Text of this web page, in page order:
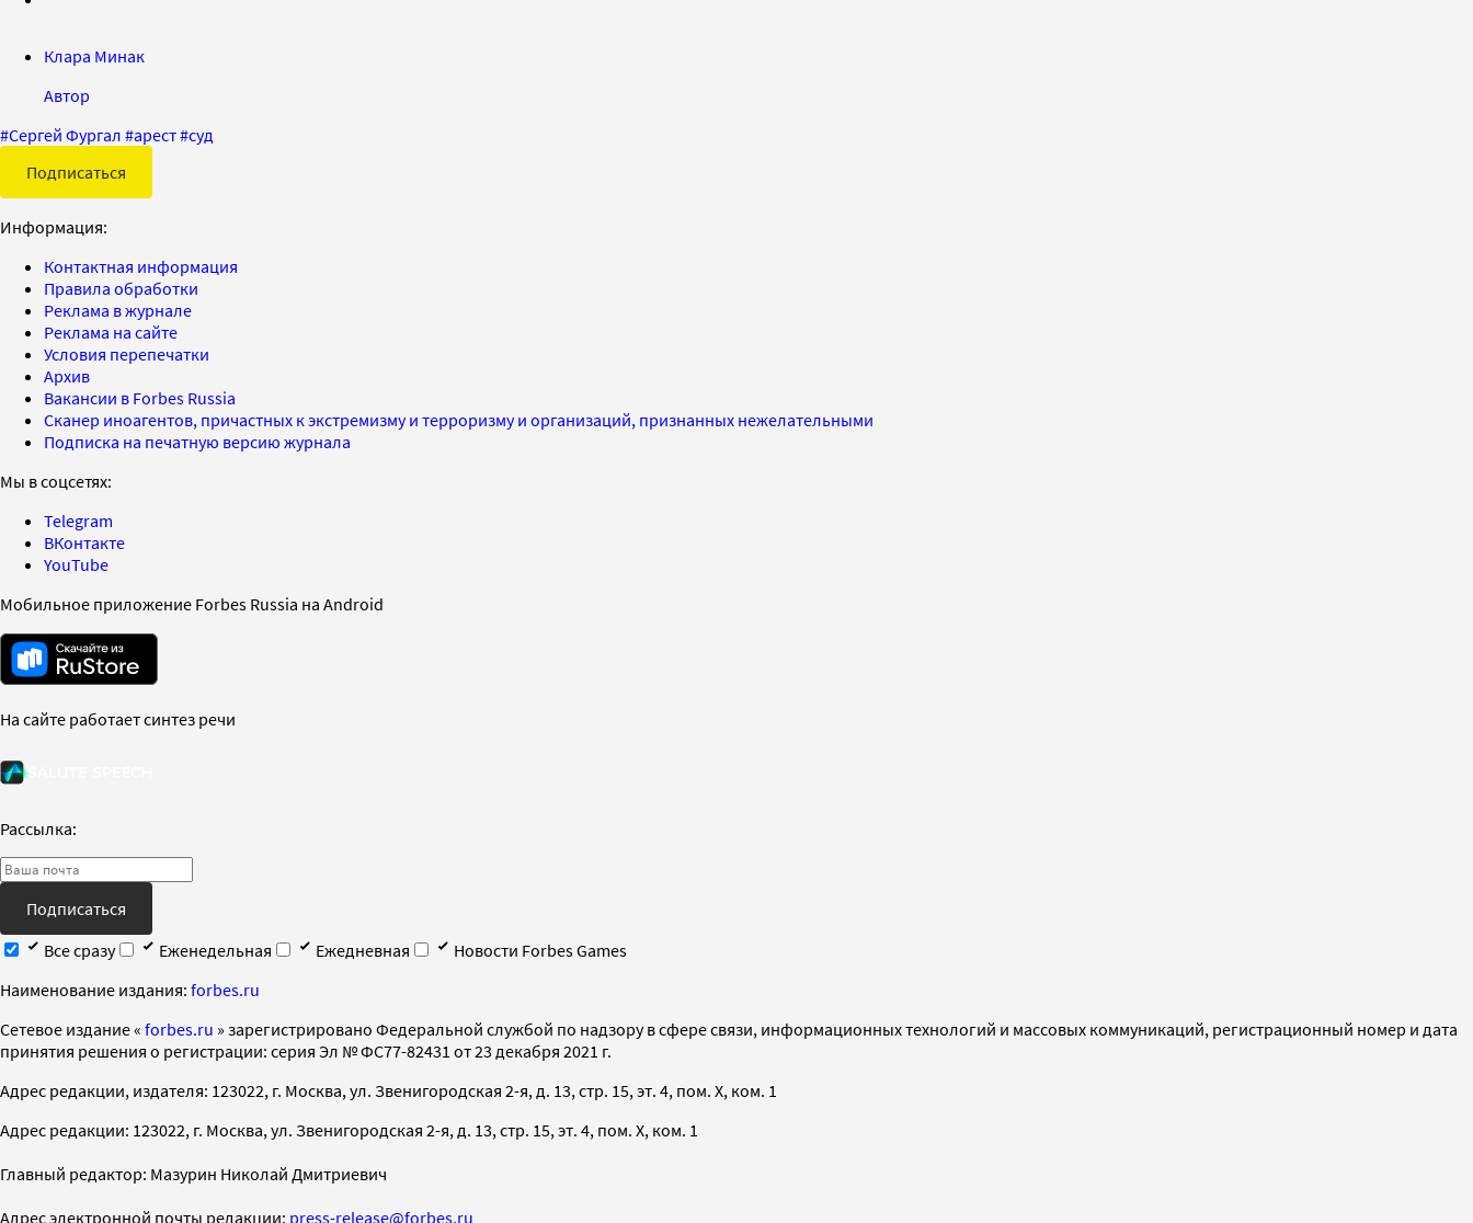
Клара Минак
Автор
#Сергей Фургал #арест#суд
Подписаться
Информация:
Контактная информация
Правила обработки
Реклама в журнале
Реклама на сайте
Условия перепечатки
Архив
Вакансии в Forbes Russia
Сканер иноагентов, причастных к экстремизму и терроризму и организаций, признанных нежелательными
Подписка на печатную версию журнала
Мы в соцсетях:
Telegram
ВКонтакте
YouTube
Мобильное приложение Forbes Russia на Android
На сайте работает синтез речи
Рассылка:
Подписаться
Все сразу
Еженедельная Ежедневная
Новости Forbes Games
Наименование издания: forbes.ru
Cетевое издание « forbes.ru » зарегистрировано Федеральной службой по надзору в сфере связи, информационных технологий и массовых коммуникаций, регистрационный номер и дата
принятия решения о регистрации: серия Эл № ФС77-82431 от 23 декабря 2021 г.
Адрес редакции, издателя: 123022, г. Москва, ул. Звенигородская 2-я, д. 13, стр. 15, эт. 4, пом. X, ком. 1
Адрес редакции: 123022, г. Москва, ул. Звенигородская 2-я, д. 13, стр. 15, эт. 4, пом. X, ком. 1
Главный редактор: Мазурин Николай Дмитриевич
Адрес электронной почты редакции: press-release@forbes.ru